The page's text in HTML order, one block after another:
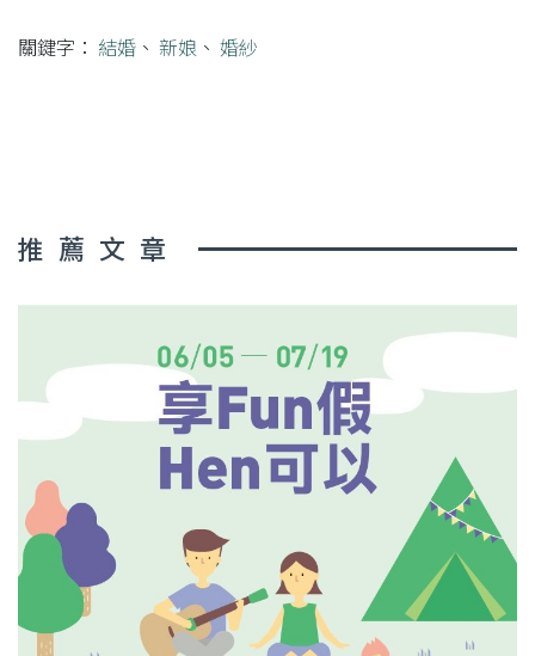
關鍵字： 結婚 、 新娘 、 婚紗
推薦文章